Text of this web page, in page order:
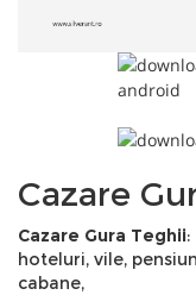
Cazare
Cazare Gura Teghii
hoteluri, vile,
cabane,